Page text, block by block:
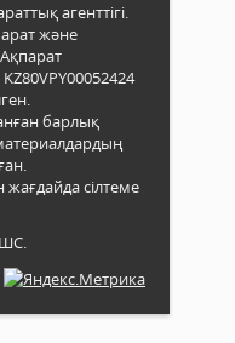
агенттігі.
және
барлық
сілтеме